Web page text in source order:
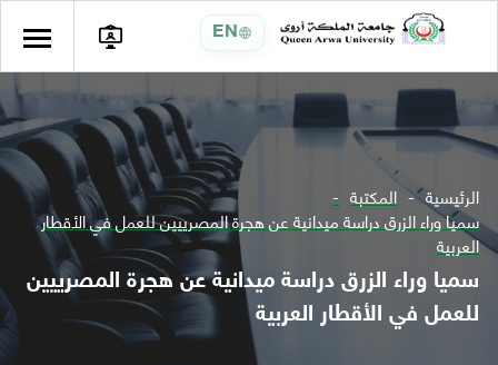
EN
الرئيسية المكتبة
سميا وراء الزرق دراسة ميدانية عن هجرة المصرييين للعمل في الأقطار
العربية
سميا وراء الزرق دراسة ميدانية عن هجرة المصرييين
للعمل في الأقطار العربية